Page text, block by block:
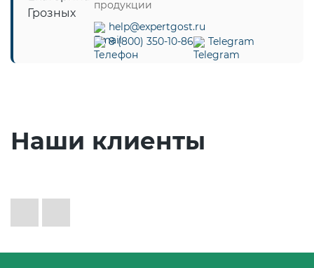
продукции
help@expertgost.ru
8 (800) 350-10-86
Telegram
Наши клиенты